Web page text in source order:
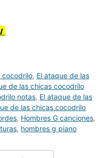
cocodrilo, El ataque de las
de las chicas cocodrilo
notas, El ataque de las
de las chicas cocodrilo
, Hombres G canciones,
, hombres g piano